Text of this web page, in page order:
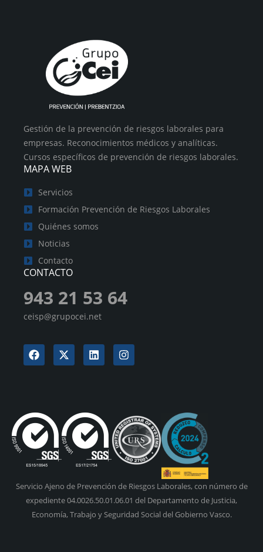
Gestión de la prevención de riesgos laborales para
empresas. Reconocimientos médicos y analíticas.
Cursos específicos de prevención de riesgos laborales.
MAPA WEB
Servicios
Formación Prevención de Riesgos Laborales
Quiénes somos
Noticias
Contacto
CONTACTO
943 21 53 64
ceisp@grupocei.net
Servicio Ajeno de Prevención de Riesgos Laborales, con número de
expediente 04.0026.50.01.06.01 del Departamento de Justicia,
Economía, Trabajo y Seguridad Social del Gobierno Vasco.